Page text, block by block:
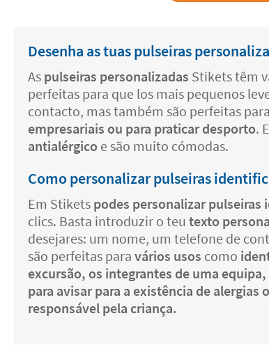
Desenha as tuas pulseiras
As pulseiras personalizadas Stikets têm
perfeitas para que los mais pequenos
contacto, mas também são perfeitas
empresariais ou para praticar desporto.
antialérgico e são muito cómodas.
Como personalizar pulseiras
Em Stikets podes personalizar pulseiras
clics. Basta introduzir o teu texto
desejares: um nome, um telefone de
são perfeitas para vários usos como
excursão, os integrantes de uma
para avisar para a existência de alergias
responsável pela criança.